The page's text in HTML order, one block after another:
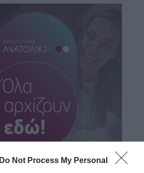
Do Not Process My Personal